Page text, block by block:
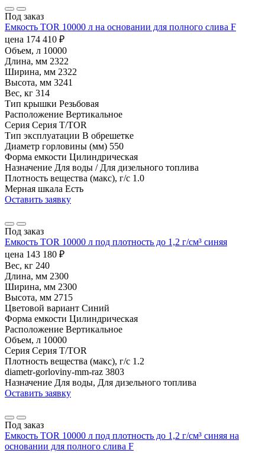
Под заказ
Емкость TOR 10000 л на основании для полного слива F
цена 174 410 ₽
Объем, л 10000
Длина, мм 2322
Ширина, мм 2322
Высота, мм 3241
Вес, кг 314
Тип крышки Резьбовая
Расположение Вертикальное
Серия Серия T/TOR
Тип эксплуатации В обрешетке
Диаметр горловины (мм) 550
Форма емкости Цилиндрическая
Назначение Для воды / Для дизельного топлива
Плотность вещества (макс), г/с 1.0
Мерная шкала Есть
Оставить заявку
Под заказ
Емкость TOR 10000 л под плотность до 1,2 г/см³ синяя
цена 143 180 ₽
Вес, кг 240
Длина, мм 2300
Ширина, мм 2300
Высота, мм 2715
Цветовой вариант Синий
Форма емкости Цилиндрическая
Расположение Вертикальное
Объем, л 10000
Серия Серия T/TOR
Плотность вещества (макс), г/с 1.2
diametr-gorloviny-mm-raz 3803
Назначение Для воды, Для дизельного топлива
Оставить заявку
Под заказ
Емкость TOR 10000 л под плотность до 1,2 г/см³ синяя на
основании для полного слива F